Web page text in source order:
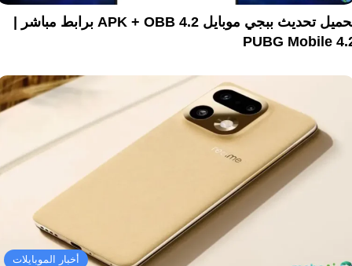
تحميل تحديث ببجي موبايل 4.2 APK + OBB برابط مباشر |
PUBG Mobile
أخبار الموبايلات